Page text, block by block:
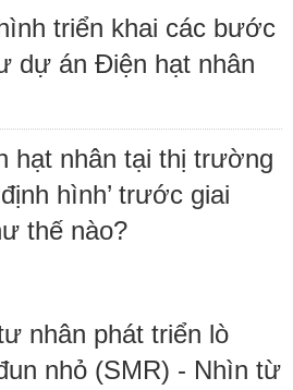
triển khai các bước
dự án Điện hạt nhân
hạt nhân tại thị trường
hình’ trước giai
thế nào?
nhân phát triển lò
nhỏ (SMR) - Nhìn từ